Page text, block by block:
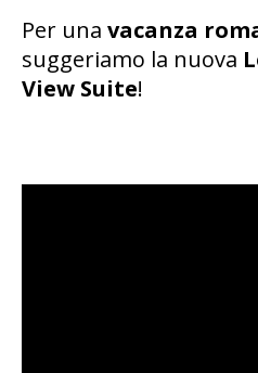
Per una vacanza
suggeriamo la nuova
View Suite!